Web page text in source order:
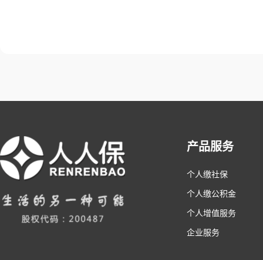
产品服务
个人缴社保
个人缴公积金
个人增值服务
企业服务